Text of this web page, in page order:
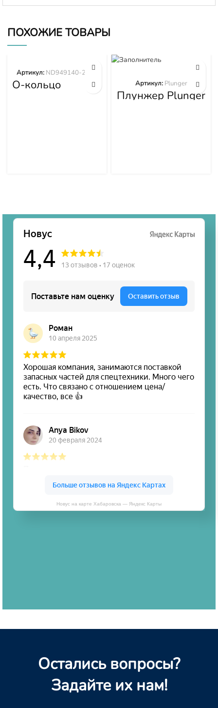
ПОХОЖИЕ ТОВАРЫ
О-кольцо
ND949140-2570
Артикул: ND949140-2570
Плунжер Plunger
Артикул: Plunger
Новус на карте Хабаровска — Яндекс Карты
Остались вопросы?
Задайте их нам!